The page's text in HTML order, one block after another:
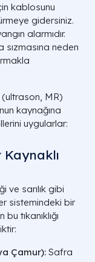
kablosunu
gidersiniz.
alarmıdır.
sızmasına neden
MR)
kaynağına
uygularlar:
ve sarılık gibi
sistemindeki bir
tıkanıklığı
Çamur): Safra